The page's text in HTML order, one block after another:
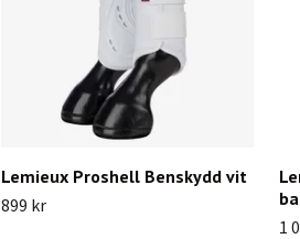
Lemieux Proshell Benskydd vit
899 kr
1